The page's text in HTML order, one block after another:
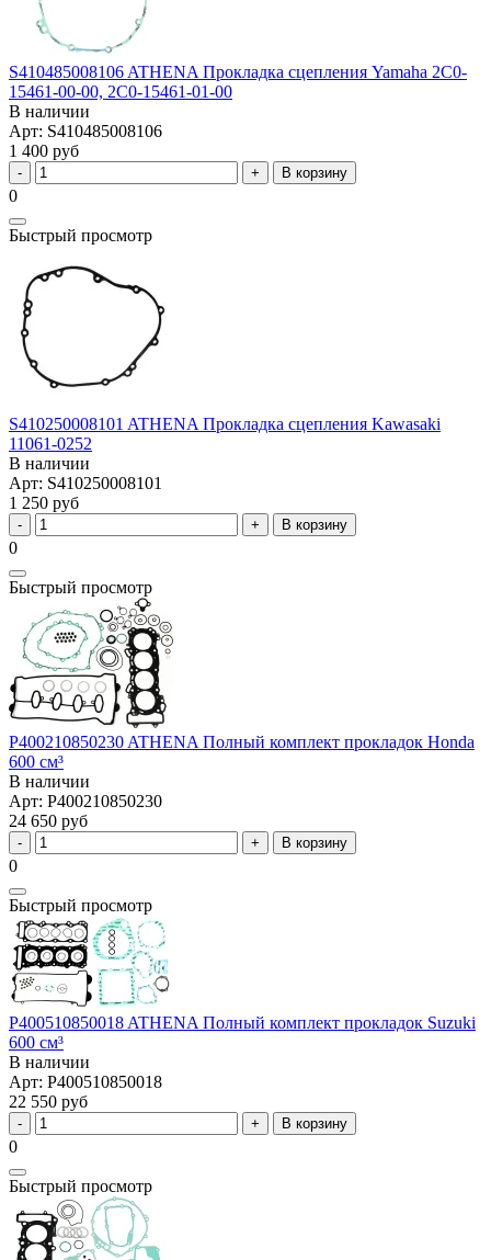
S410485008106 ATHENA Прокладка сцепления Yamaha 2C0-
15461-00-00, 2C0-15461-01-00
В наличии
Арт: S410485008106
1 400 руб
В корзину
0
Быстрый просмотр
S410250008101 ATHENA Прокладка сцепления Kawasaki
11061-0252
В наличии
Арт: S410250008101
1 250 руб
В корзину
0
Быстрый просмотр
P400210850230 ATHENA Полный комплект прокладок Honda
600 см³
В наличии
Арт: P400210850230
24 650 руб
В корзину
0
Быстрый просмотр
P400510850018 ATHENA Полный комплект прокладок Suzuki
600 см³
В наличии
Арт: P400510850018
22 550 руб
В корзину
0
Быстрый просмотр